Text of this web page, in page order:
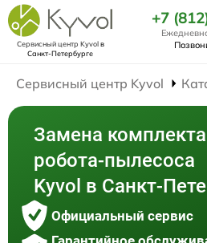
Сервисный центр Kyvolв
Санкт-Петербурге
+7
Сервисный центр Kyvol
Замена
робота-пылесоса
Kyvol в Санкт-
Официальный сервис